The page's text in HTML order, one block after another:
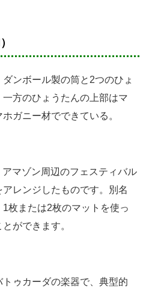
ダンボール製の筒と2つのひょ
方のひょうたんの上部はマ
ガニー材でできている。
アマゾン周辺のフェスティバル
レンジしたものです。別名
枚または2枚のマットを使っ
ができます。
トゥカーダの楽器で、典型的